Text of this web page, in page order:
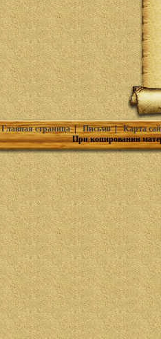
Главная страница|Письмо|Карта
При копировании